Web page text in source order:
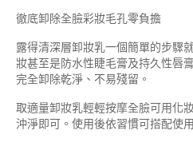
徹底卸除全臉彩妝毛孔零負擔
露得清深層卸妝乳一個簡單的步驟
妝甚至是防水性睫毛膏及持久性唇
完全卸除乾淨、不易殘留。
取適量卸妝乳輕輕按摩全臉可用化
沖淨即可。使用後依習慣可搭配使